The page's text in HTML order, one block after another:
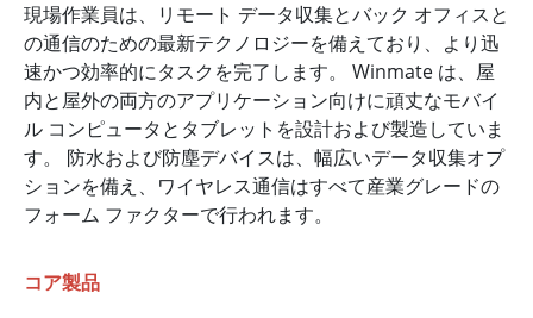
現場作業員は、リモート データ収集とバック オフィスと
の通信のための最新テクノロジーを備えており、より迅
速かつ効率的にタスクを完了します。 Winmate は、屋
内と屋外の両方のアプリケーション向けに頑丈なモバイ
ル コンピュータとタブレットを設計および製造していま
す。 防水および防塵デバイスは、幅広いデータ収集オプ
ションを備え、ワイヤレス通信はすべて産業グレードの
フォーム ファクターで行われます。
コア製品